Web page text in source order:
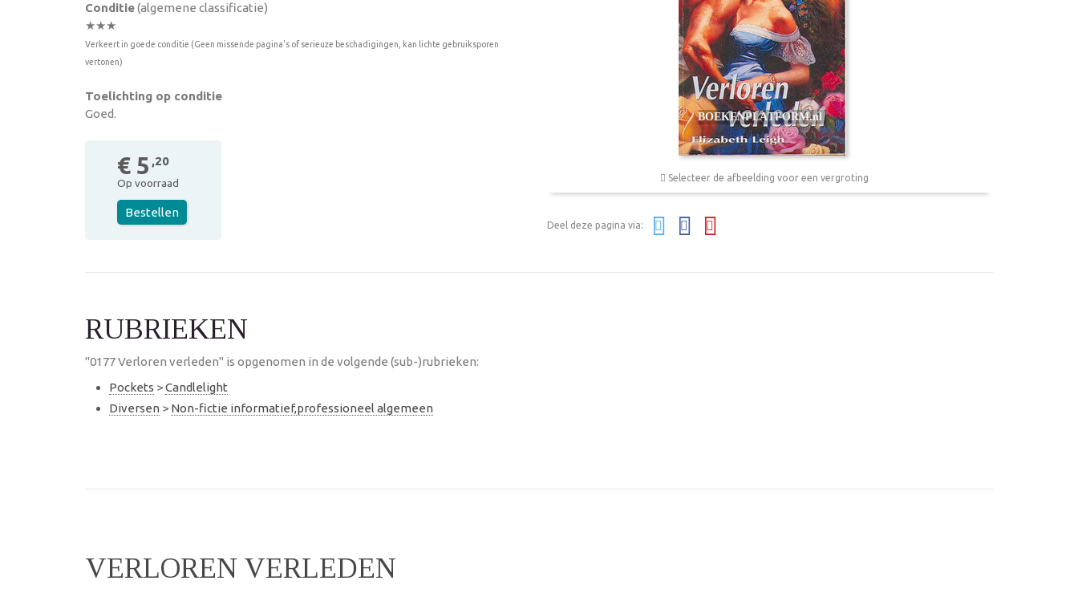
Conditie(algemene classificatie)
★★★
Verkeert in goede conditie (Geen missende pagina's of serieuze beschadigingen, kan lichte gebruiksporen
vertonen)
Toelichting op conditie
Goed.
€ 5 ,20
Op voorraad
Bestellen
Selecteer de afbeelding voor een vergroting
Deel deze pagina via:
RUBRIEKEN
"0177 Verloren verleden" is opgenomen in de volgende (sub-)rubrieken:
Pockets >Candlelight
Diversen > Non-fictie informatief,professioneel algemeen
VERLOREN VERLEDEN